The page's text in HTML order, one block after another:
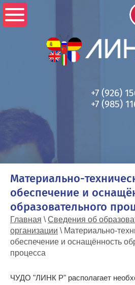
+7 (926)
+7 (985)
Материально-
обеспечение и
образовательного
Главная \ Сведения об
организации \ Материально-
обеспечение и оснащённость
процесса
ЧУДО "ЛИНК Р" располагает